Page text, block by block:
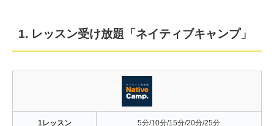
1. レッスン受け放題「ネイティブキャンプ」
1レッスン
5分/10分/15分/20分/25分